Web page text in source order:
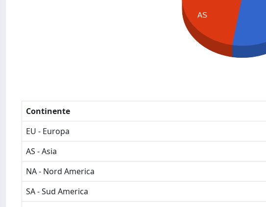
AS
Continente
EU - Europa
AS - Asia
NA - Nord America
SA - Sud America